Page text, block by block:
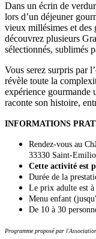
Dans un écrin de
lors d’un déjeuner
vieux millésimes et des
découvrez plusieurs
sélectionnés, sublimés
Vous serez surpris par
révèle toute la
expérience gourmande
raconte son histoire,
INFORMATIONS
Rendez-vous au
33330 Saint-
Cette activité est
Durée de la
Le prix adulte est
Menu enfant
De 10 à 30
Programme proposé par